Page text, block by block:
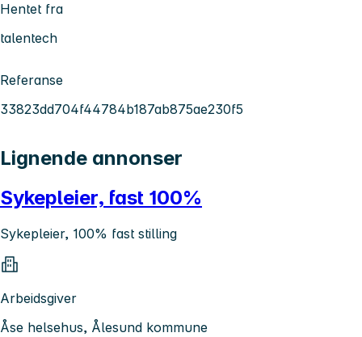
Hentet fra
talentech
Referanse
33823dd704f44784b187ab875ae230f5
Lignende annonser
Sykepleier, fast 100%
Sykepleier, 100% fast stilling
Arbeidsgiver
Åse helsehus, Ålesund kommune